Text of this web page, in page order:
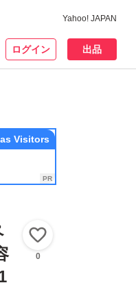
Yahoo! JAPAN
ログイン 出品
Visitors
0